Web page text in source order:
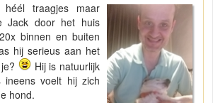
traagjes maar
Jack door het huis
binnen en buiten
hij serieus aan het
Hij is natuurlijk
ineens voelt hij zich
hond.